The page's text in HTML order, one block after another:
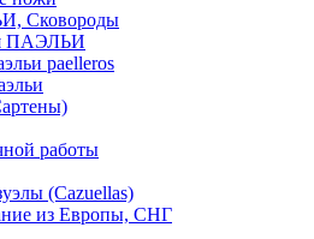
Сковороды
ПАЭЛЬИ
paelleros
работы
(Cazuellas)
из Европы, СНГ